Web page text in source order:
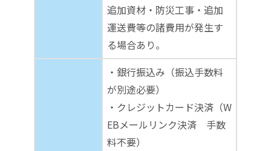
追加資材・防災工事・追加
運送費等の諸費用が発生す
る場合あり。
・銀行振込み（振込手数料
が別途必要）
・クレジットカード決済（W
EBメールリンク決済 手数
料不要）